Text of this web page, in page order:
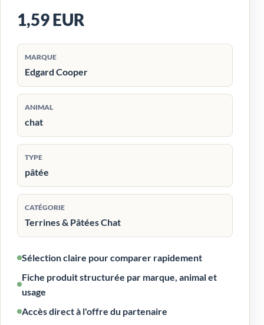
1,59 EUR
MARQUE
Edgard Cooper
ANIMAL
chat
TYPE
pâtée
CATÉGORIE
Terrines & Pâtées Chat
Sélection claire pour comparer rapidement
Fiche produit structurée par marque, animal et
usage
Accès direct à l'offre du partenaire